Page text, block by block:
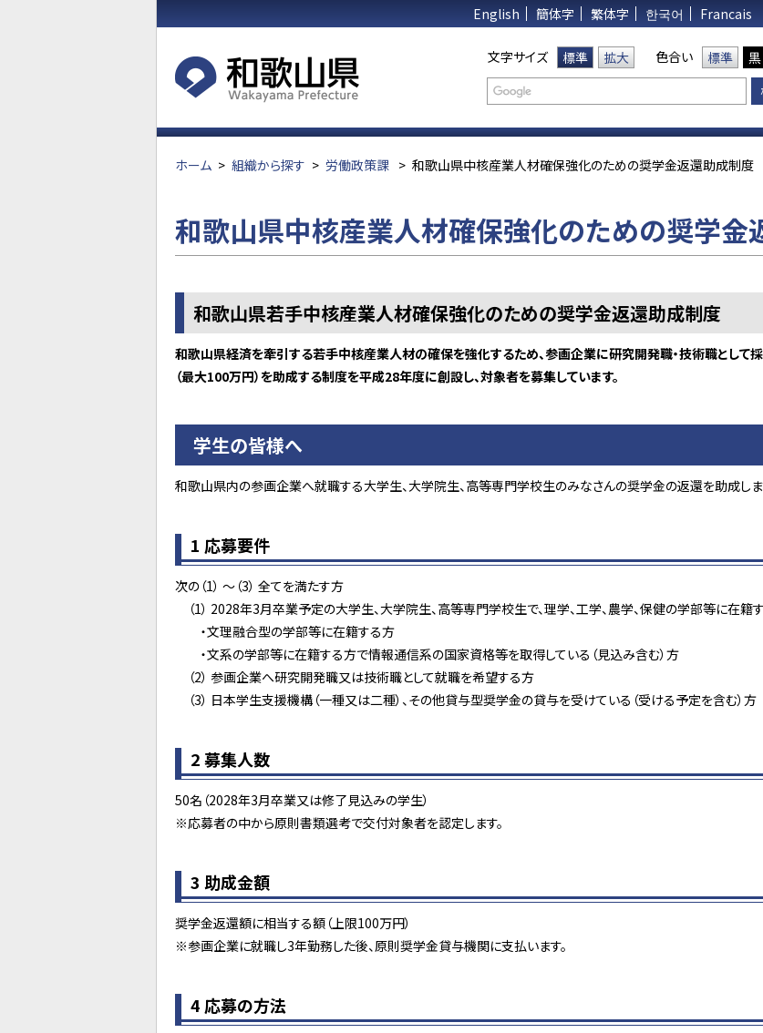
English 簡体字 繁体字 한국어 Francais
文字サイズ 標準 拡大 色合い 標準 黒
ホーム > 組織から探す > 労働政策課 > 和歌山県中核産業人材確保強化のための奨学金返還助成制度
和歌山県中核産業人材確保強化のための奨学金
和歌山県若手中核産業人材確保強化のための奨学金返還助成制度
和歌山県経済を牽引する若手中核産業人材の確保を強化するため、参画企業に研究開発職・技術職として
（最大100万円）を助成する制度を平成28年度に創設し、対象者を募集しています。
学生の皆様へ
和歌山県内の参画企業へ就職する大学生、大学院生、高等専門学校生のみなさんの奨学金の返還を助成しま
1 応募要件
次の（1） ～（3） 全てを満たす方
（1） 2028年3月卒業予定の大学生、大学院生、高等専門学校生で、理学、工学、農学、保健の学部等に在
・文理融合型の学部等に在籍する方
・文系の学部等に在籍する方で情報通信系の国家資格等を取得している（見込み含む）方
（2） 参画企業へ研究開発職又は技術職として就職を希望する方
（3） 日本学生支援機構（一種又は二種）、その他貸与型奨学金の貸与を受けている（受ける予定を含む）方
2 募集人数
50名（2028年3月卒業又は修了見込みの学生）
※応募者の中から原則書類選考で交付対象者を認定します。
3 助成金額
奨学金返還額に相当する額（上限100万円）
※参画企業に就職し3年勤務した後、原則奨学金貸与機関に支払います。
4 応募の方法